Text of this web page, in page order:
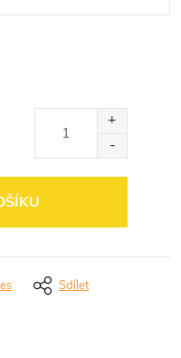
Sdílet